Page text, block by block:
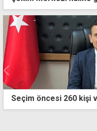
Karadeniz'de Türk